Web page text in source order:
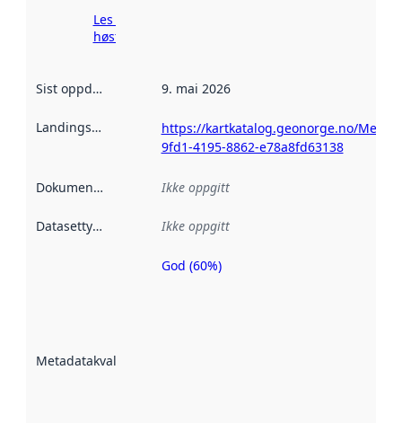
Les mer om
høsting her
Sist oppdatert 9. mai 2026
Landingsside
https://kartkatalog.geonorge.no/
9fd1-4195-8862-e78a8fd63138
Dokumentasjon Ikke oppgitt
Datasettype Ikke oppgitt
Metadatakvalitet
Metadatakvalitet
God (60%)